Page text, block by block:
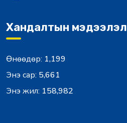
Хандалтын мэдээлэл
Өнөөдөр: 1,199
Энэ сар: 5,661
Энэ жил: 158,982